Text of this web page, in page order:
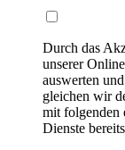
Durch das
unserer
auswerten
gleichen wir
mit folgenden
Dienste